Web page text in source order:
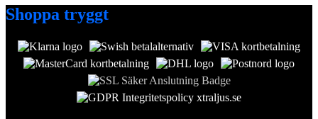
Shoppa tryggt